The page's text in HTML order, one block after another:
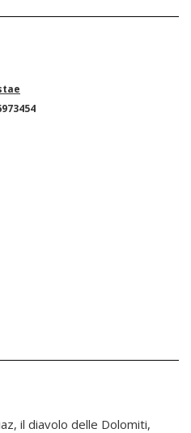
il diavolo delle Dolomiti,